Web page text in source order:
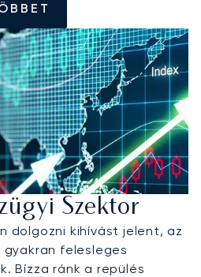
Szektor
dolgozni kihívást jelent, az
felesleges
Bízza ránk a repülés